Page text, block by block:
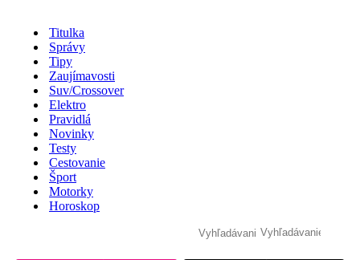
Titulka
Správy
Tipy
Zaujímavosti
Suv/Crossover
Elektro
Pravidlá
Novinky
Testy
Cestovanie
Šport
Motorky
Horoskop